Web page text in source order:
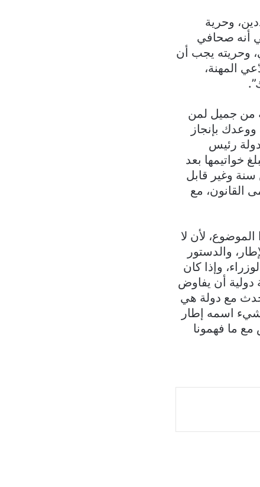
وحرية
أنه صحافي
وحريته يجب أن
المهنة،
من جميل لمن
بإنجاز
رئيس
خواتيمها بعد
سنة وغير قابل
القانون، مع
لأن لا
والدستور
وإذا كان
دولية أن يفاوض
مع دولة هي
شيء اسمه إطار
مع ما فهمونا